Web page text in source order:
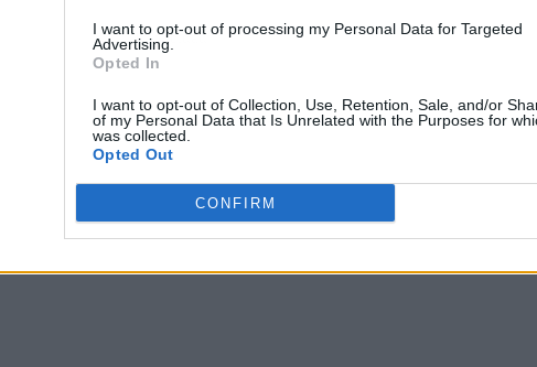
I want to opt-out of processing my Personal Data for Targeted
Advertising.
Opted In
I want to opt-out of Collection, Use, Retention, Sale, and/or
of my Personal Data that Is Unrelated with the Purposes for
was collected.
Opted Out
CONFIRM
Publicidad